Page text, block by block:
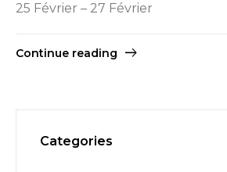
25 Février – 27 Février
Continue reading
Categories